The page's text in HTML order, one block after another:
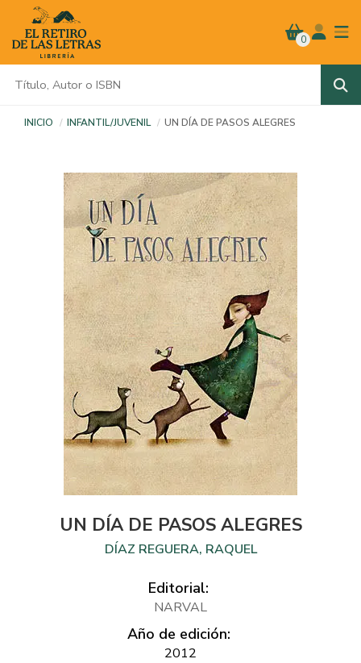
0
INICIO INFANTIL/JUVENIL UN DÍA DE PASOS ALEGRES
UN DÍA DE PASOS ALEGRES
DÍAZ REGUERA, RAQUEL
Editorial:
NARVAL
Año de edición:
2012